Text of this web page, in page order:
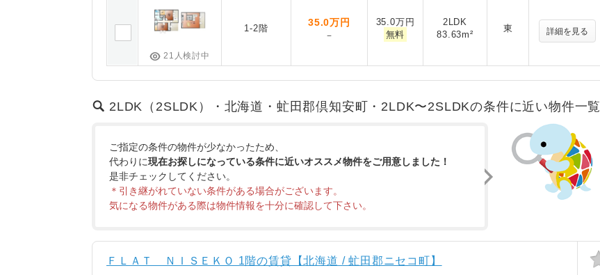
21人検討中
1-2階
35.0万円
－
35.0万円
無料
2LDK
83.63m²
東 詳細を見る
2LDK（2SLDK）・北海道・虻田郡倶知安町・2LDK〜2SLDKの条件に近い物件一覧
ご指定の条件の物件が少なかったため、
代わりに現在お探しになっている条件に近いオススメ物件をご用意しました！
是非チェックしてください。
＊引き継がれていない条件がある場合がございます。
気になる物件がある際は物件情報を十分に確認して下さい。
ＦＬＡＴ ＮＩＳＥＫＯ 1階の賃貸【北海道 / 虻田郡ニセコ町】